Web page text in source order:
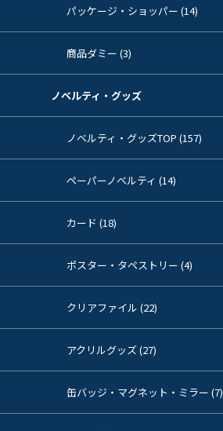
パッケージ・ショッパー (14)
商品ダミー (3)
ノベルティ・グッズ
ノベルティ・グッズTOP (157)
ペーパーノベルティ (14)
カード (18)
ポスター・タペストリー (4)
クリアファイル (22)
アクリルグッズ (27)
缶バッジ・マグネット・ミラー (7)